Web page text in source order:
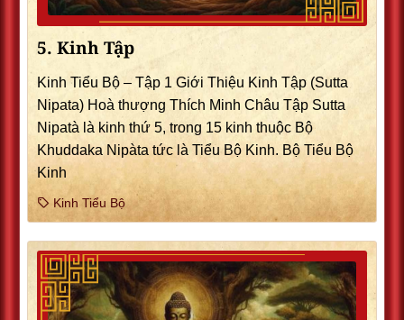
5. Kinh Tập
Kinh Tiểu Bộ – Tập 1 Giới Thiệu Kinh Tập (Sutta
Nipata) Hoà thượng Thích Minh Châu Tập Sutta
Nipatà là kinh thứ 5, trong 15 kinh thuộc Bộ
Khuddaka Nipàta tức là Tiểu Bộ Kinh. Bộ Tiểu Bộ
Kinh
Kinh Tiểu Bộ